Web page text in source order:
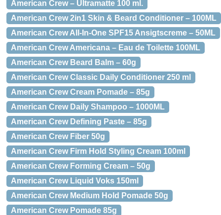
American Crew – Ultramatte 100 ml.
American Crew 2in1 Skin & Beard Conditioner – 100ML
American Crew All-In-One SPF15 Ansigtscreme – 50ML
American Crew Americana – Eau de Toilette 100ML
American Crew Beard Balm – 60g
American Crew Classic Daily Conditioner 250 ml
American Crew Cream Pomade – 85g
American Crew Daily Shampoo – 1000ML
American Crew Defining Paste – 85g
American Crew Fiber 50g
American Crew Firm Hold Styling Cream 100ml
American Crew Forming Cream – 50g
American Crew Liquid Voks 150ml
American Crew Medium Hold Pomade 50g
American Crew Pomade 85g